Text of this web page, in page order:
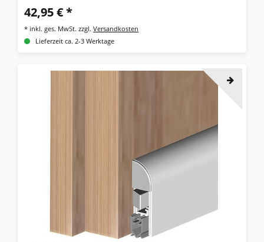
42,95 € *
* inkl. ges. MwSt. zzgl.Versandkosten
Lieferzeit ca. 2-3 Werktage